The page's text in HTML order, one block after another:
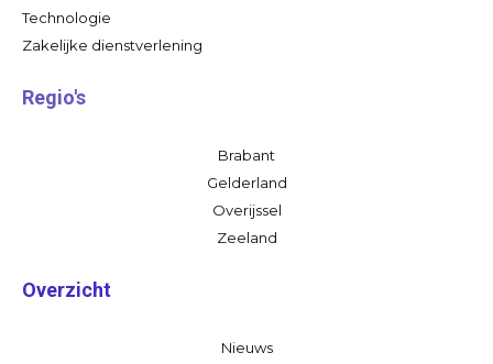
Technologie
Zakelijke dienstverlening
Regio's
Brabant
Gelderland
Overijssel
Zeeland
Overzicht
Nieuws